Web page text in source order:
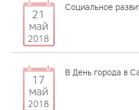
21
май
2018
Социальное
17
май
2018
В День города в